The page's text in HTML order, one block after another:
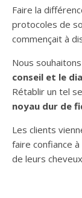
Faire la
protocoles de
commençait à
Nous
conseil et le
Rétablir un tel
noyau dur de
Les clients
faire confiance
de leurs